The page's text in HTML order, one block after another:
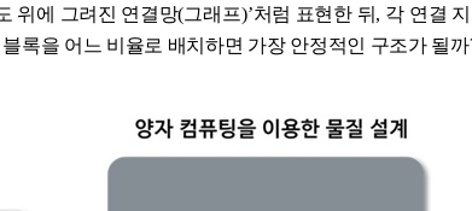
위에 그려진 연결망(그래프)’처럼 표현한 뒤 , 각 연결
록을 어느 비율로 배치하면 가장 안정적인 구조가 될까